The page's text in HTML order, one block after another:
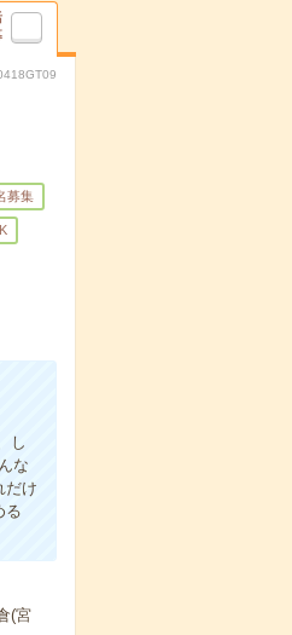
募集
し
な
だけ
る
(宮